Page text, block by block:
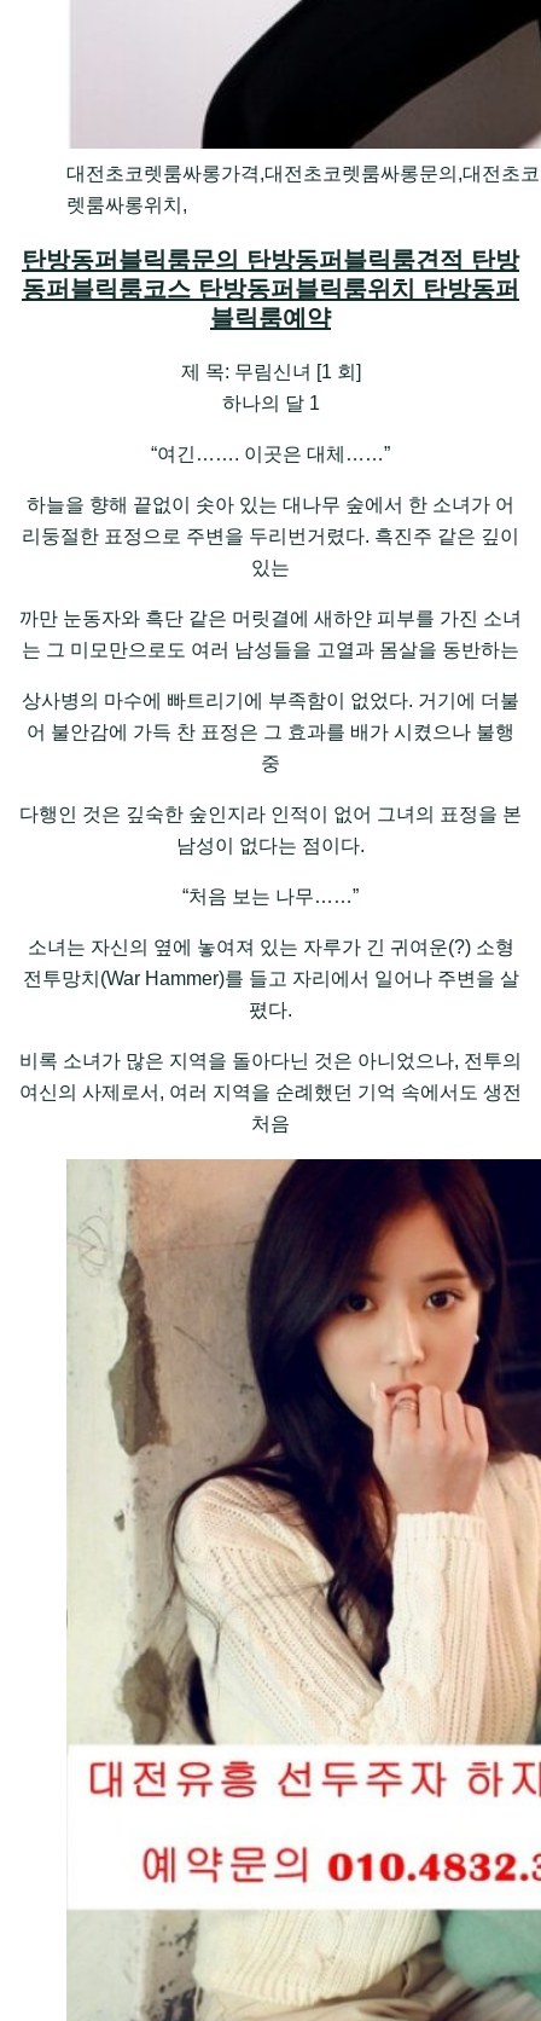
대전초코렛룸싸롱가격,대전초코렛룸싸롱문의,대전초
렛룸싸롱위치,
탄방동퍼블릭룸문의 탄방동퍼블릭룸견적 탄방
동퍼블릭룸코스 탄방동퍼블릭룸위치 탄방동퍼
블릭룸예약
제 목: 무림신녀 [1 회]
하나의 달 1
“여긴……. 이곳은 대체……”
하늘을 향해 끝없이 솟아 있는 대나무 숲에서 한 소녀가 어
리둥절한 표정으로 주변을 두리번거렸다. 흑진주 같은 깊이
있는
까만 눈동자와 흑단 같은 머릿결에 새하얀 피부를 가진 소녀
는 그 미모만으로도 여러 남성들을 고열과 몸살을 동반하는
상사병의 마수에 빠트리기에 부족함이 없었다. 거기에 더불
어 불안감에 가득 찬 표정은 그 효과를 배가 시켰으나 불행
중
다행인 것은 깊숙한 숲인지라 인적이 없어 그녀의 표정을 본
남성이 없다는 점이다.
“처음 보는 나무……”
소녀는 자신의 옆에 놓여져 있는 자루가 긴 귀여운(?) 소형
전투망치(War Hammer)를 들고 자리에서 일어나 주변을 살
폈다.
비록 소녀가 많은 지역을 돌아다닌 것은 아니었으나, 전투의
여신의 사제로서, 여러 지역을 순례했던 기억 속에서도 생전
처음